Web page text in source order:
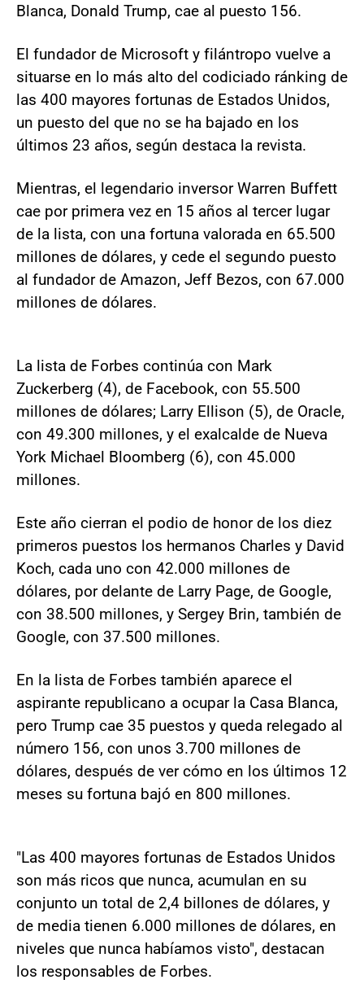
Blanca, Donald Trump, cae al puesto 156.
El fundador de Microsoft y filántropo vuelve a
situarse en lo más alto del codiciado ránking de
las 400 mayores fortunas de Estados Unidos,
un puesto del que no se ha bajado en los
últimos 23 años, según destaca la revista.
Mientras, el legendario inversor Warren Buffett
cae por primera vez en 15 años al tercer lugar
de la lista, con una fortuna valorada en 65.500
millones de dólares, y cede el segundo puesto
al fundador de Amazon, Jeff Bezos, con 67.000
millones de dólares.
La lista de Forbes continúa con Mark
Zuckerberg (4), de Facebook, con 55.500
millones de dólares; Larry Ellison (5), de Oracle,
con 49.300 millones, y el exalcalde de Nueva
York Michael Bloomberg (6), con 45.000
millones.
Este año cierran el podio de honor de los diez
primeros puestos los hermanos Charles y David
Koch, cada uno con 42.000 millones de
dólares, por delante de Larry Page, de Google,
con 38.500 millones, y Sergey Brin, también de
Google, con 37.500 millones.
En la lista de Forbes también aparece el
aspirante republicano a ocupar la Casa Blanca,
pero Trump cae 35 puestos y queda relegado al
número 156, con unos 3.700 millones de
dólares, después de ver cómo en los últimos 12
meses su fortuna bajó en 800 millones.
"Las 400 mayores fortunas de Estados Unidos
son más ricos que nunca, acumulan en su
conjunto un total de 2,4 billones de dólares, y
de media tienen 6.000 millones de dólares, en
niveles que nunca habíamos visto", destacan
los responsables de Forbes.